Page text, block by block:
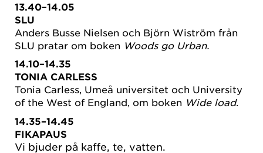
13.40–14.05
SLU
Anders Busse Nielsen och Björn Wiström från
SLU pratar om boken Woods go Urban.
14.10–14.35
TONIA CARLESS
Tonia Carless, Umeå universitet och University
of the West of England, om boken Wide load.
14.35–14.45
FIKAPAUS
Vi bjuder på kaffe, te, vatten.